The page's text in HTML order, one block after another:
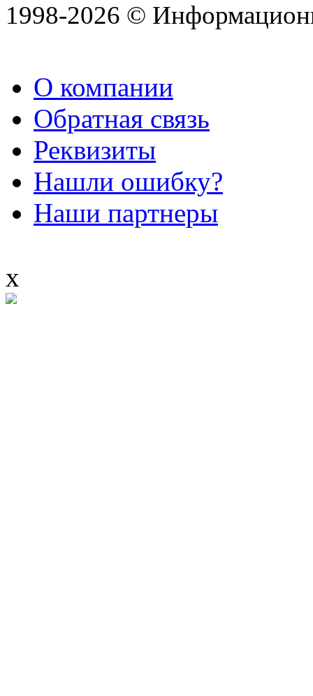
1998-2026 ©
О компании
Обратная связь
Реквизиты
Нашли ошибку?
Наши партнеры
x